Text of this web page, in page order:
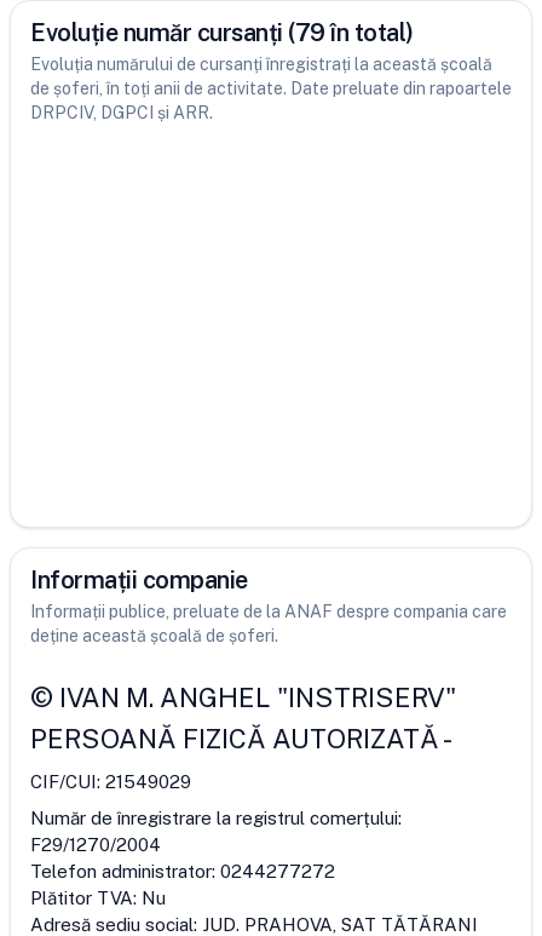
Evoluție număr cursanți (79 în total)
Evoluția numărului de cursanți înregistrați la această școală
de șoferi, în toți anii de activitate. Date preluate din rapoartele
DRPCIV, DGPCI și ARR.
Informații companie
Informații publice, preluate de la ANAF despre compania care
deține această școală de șoferi.
© IVAN M. ANGHEL "INSTRISERV"
PERSOANĂ FIZICĂ AUTORIZATĂ-
CIF/CUI: 21549029
Număr de înregistrare la registrul comerțului:
F29/1270/2004
Telefon administrator: 0244277272
Plătitor TVA: Nu
Adresă sediu social: JUD. PRAHOVA, SAT TĂTĂRANI